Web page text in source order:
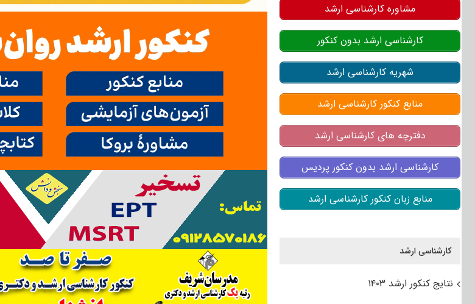
مشاوره کارشناسی ارشد
کارشناسی ارشد بدون کنکور
شهریه کارشناسی ارشد
منابع کنکور کارشناسی ارشد
دفترچه های کارشناسی ارشد
کارشناسی ارشد بدون کنکور پردیس
منابع زبان کنکور کارشناسی ارشد
کارشناسی ارشد
نتایج کنکور ارشد ۱۴۰۳